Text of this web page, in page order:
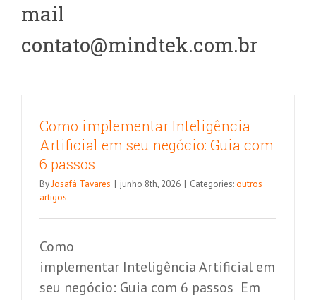
mail
contato@mindtek.com.br
Como implementar Inteligência
Artificial em seu negócio: Guia com
6 passos
ByJosafá Tavares | junho 8th, 2026 | Categories:outros
artigos
Como
implementar Inteligência Artificial em
seu negócio: Guia com 6 passos Em